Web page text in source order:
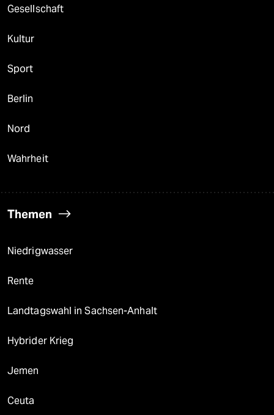
Gesellschaft
Kultur
Sport
Berlin
Nord
Wahrheit
Themen
Niedrigwasser
Rente
Landtagswahl in Sachsen-Anhalt
Hybrider Krieg
Jemen
Ceuta